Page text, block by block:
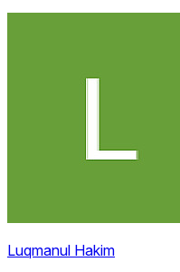
Luqmanul Hakim